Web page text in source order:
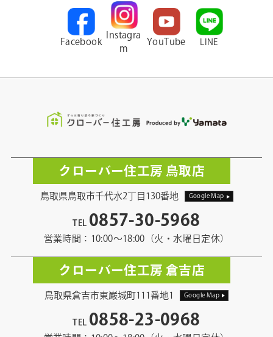
Facebook
Instagra
m
YouTube LINE
クローバー住工房 鳥取店
鳥取県鳥取市千代水2丁目130番地 Google Map
TEL 0857-30-5968
営業時間：10:00〜18:00（火・水曜日定休）
クローバー住工房 倉吉店
鳥取県倉吉市東巌城町111番地1 Google Map
TEL 0858-23-0968